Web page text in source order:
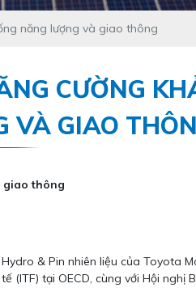
năng lượng và giao thông
CƯỜNG
VÀ GIAO
giao thông
& Pin nhiên liệu của Toyota
tại OECD, cùng với Hội nghị